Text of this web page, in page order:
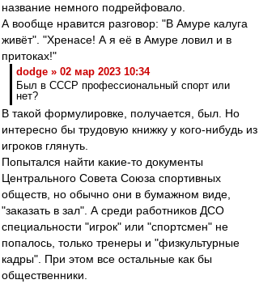
название немного подрейфовало.
А вообще нравится разговор: "В Амуре калуга
живёт". "Хренасе! А я её в Амуре ловил и в
притоках!"
dodge » 02 мар 2023 10:34
Был в СССР профессиональный спорт или
нет?
В такой формулировке, получается, был. Но
интересно бы трудовую книжку у кого-нибудь из
игроков глянуть.
Попытался найти какие-то документы
Центрального Совета Союза спортивных
обществ, но обычно они в бумажном виде,
"заказать в зал". А среди работников ДСО
специальности "игрок" или "спортсмен" не
попалось, только тренеры и "физкультурные
кадры". При этом все остальные как бы
общественники.